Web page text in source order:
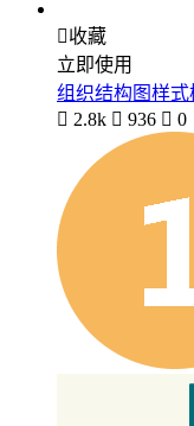
收藏
立即使用
组织结构图样式
 2.8k  936  0